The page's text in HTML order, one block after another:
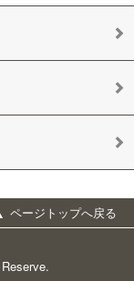
ページトップへ戻る